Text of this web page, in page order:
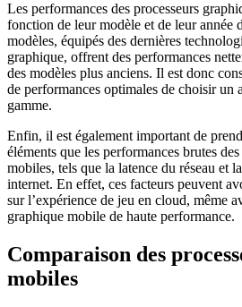
Les performances des processeurs
fonction de leur modèle et de leur année
modèles, équipés des dernières
graphique, offrent des performances
des modèles plus anciens. Il est donc
de performances optimales de choisir un
gamme.
Enfin, il est également important de
éléments que les performances brutes
mobiles, tels que la latence du réseau et
internet. En effet, ces facteurs peuvent
sur l’expérience de jeu en cloud, même
graphique mobile de haute performance.
Comparaison des
mobiles